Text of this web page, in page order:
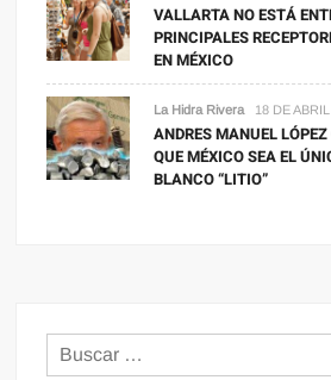
VALLARTA NO ESTÁ
PRINCIPALES
EN MÉXICO
La Hidra Rivera 18 DE
ANDRES MANUEL
QUE MÉXICO SEA EL
BLANCO “LITIO”